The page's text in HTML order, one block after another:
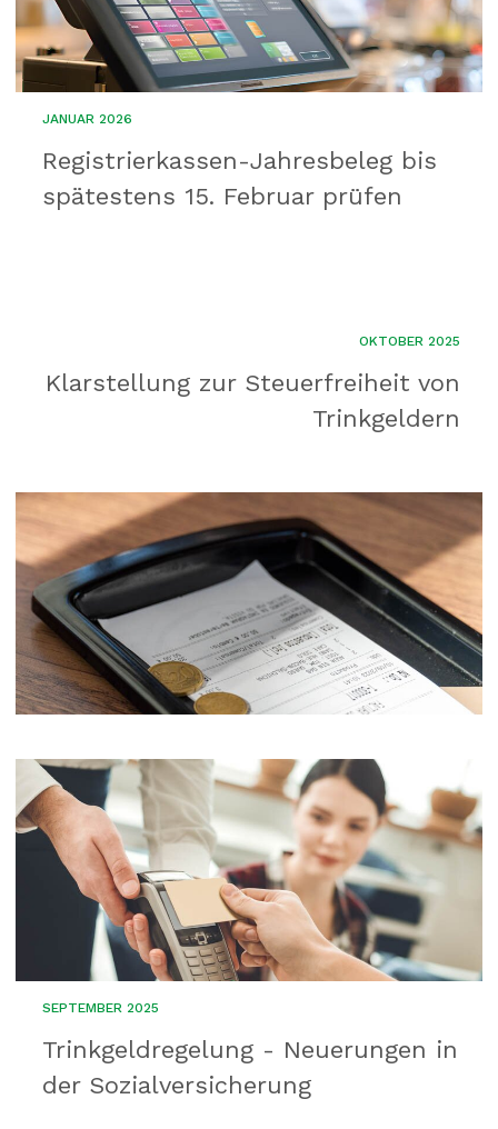
JANUAR 2026
Registrierkassen-Jahresbeleg bis
spätestens 15. Februar prüfen
OKTOBER 2025
Klarstellung zur Steuerfreiheit von
Trinkgeldern
SEPTEMBER 2025
Trinkgeldregelung - Neuerungen in
der Sozialversicherung